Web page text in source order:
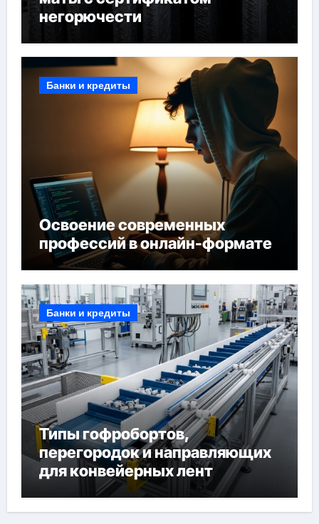
негорючести
Банки и кредиты
Освоение современных
профессий в онлайн-формате
Банки и кредиты
Типы гофробортов,
перегородок и направляющих
для конвейерных лент